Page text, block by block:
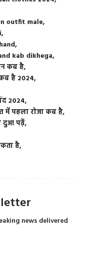
outfit male
kab dikhega
कब है
है 2024
2024
में पहला रोजा कब है
दुआ पढ़ें
है
news delivered